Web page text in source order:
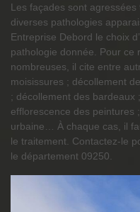
Les façades sont agressées
diverses pathologies
Entreprise Debord le choix
pathologie donnée. Pour ce
nombreuses, il cite entre
moisissures ; décollement
; décollement des bardeaux
efflorescence des peintures
urbaine… À chaque cas, il
le traitement. Contactez-le
le département 09250.